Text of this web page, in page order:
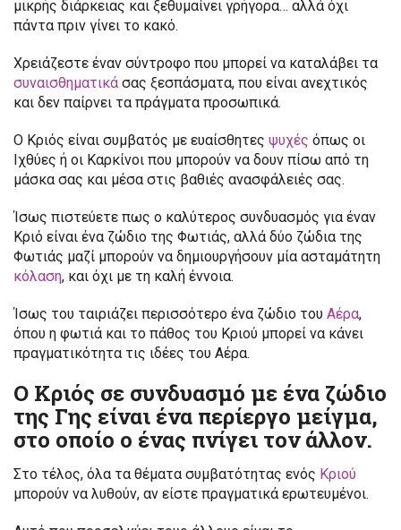
μικρής διάρκειας και ξεθυμαίνει γρήγορα… αλλά όχι
πάντα πριν γίνει το κακό.
Χρειάζεστε έναν σύντροφο που μπορεί να καταλάβει τα
συναισθηματικά σας ξεσπάσματα, που είναι ανεχτικός
και δεν παίρνει τα πράγματα προσωπικά.
Ο Κριός είναι συμβατός με ευαίσθητες ψυχές όπως οι
Ιχθύες ή οι Καρκίνοι που μπορούν να δουν πίσω από τη
μάσκα σας και μέσα στις βαθιές ανασφάλειές σας.
Ίσως πιστεύετε πως ο καλύτερος συνδυασμός για έναν
Κριό είναι ένα ζώδιο της Φωτιάς, αλλά δύο ζώδια της
Φωτιάς μαζί μπορούν να δημιουργήσουν μία ασταμάτητη
κόλαση, και όχι με τη καλή έννοια.
Ίσως του ταιριάζει περισσότερο ένα ζώδιο του Αέρα,
όπου η φωτιά και το πάθος του Κριού μπορεί να κάνει
πραγματικότητα τις ιδέες του Αέρα.
Ο Κριός σε συνδυασμό με ένα ζώδιο
της Γης είναι ένα περίεργο μείγμα,
στο οποίο ο ένας πνίγει τον άλλον.
Στο τέλος, όλα τα θέματα συμβατότητας ενός Κριού
μπορούν να λυθούν, αν είστε πραγματικά ερωτευμένοι.